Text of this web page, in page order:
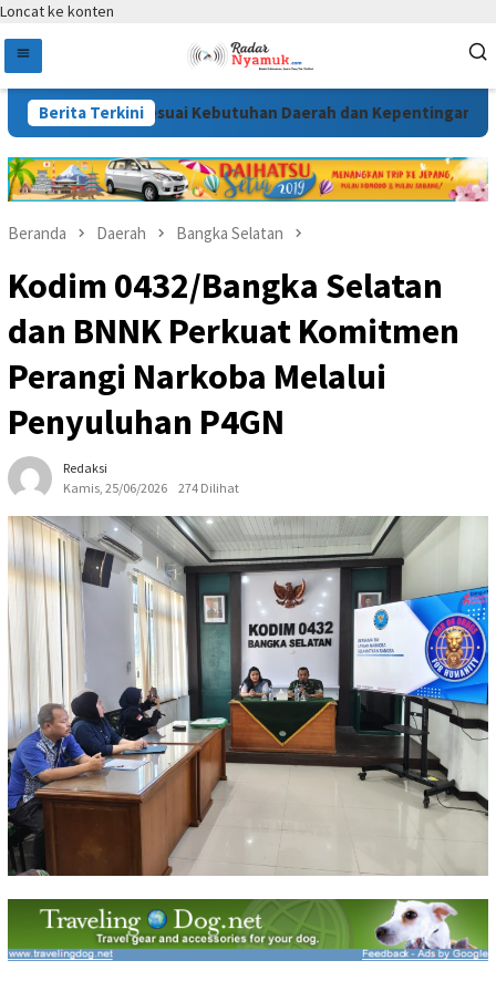
Loncat ke konten
Berita Terkini
Disusun Sesuai Kebutuhan Daerah dan Kepentingan Masyarakat
Beranda Daerah Bangka Selatan
Kodim 0432/Bangka Selatan
dan BNNK Perkuat Komitmen
Perangi Narkoba Melalui
Penyuluhan P4GN
Redaksi
Kamis, 25/06/2026
274 Dilihat